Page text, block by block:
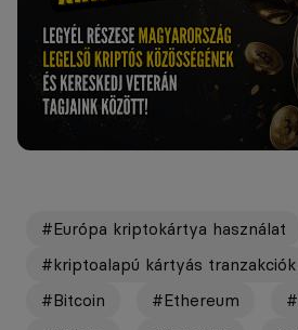
#Európa kriptokártya használat
#kriptoalapú kártyás tranzakciók
#Bitcoin
#Ethereum